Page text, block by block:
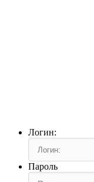
Логин:
Пароль